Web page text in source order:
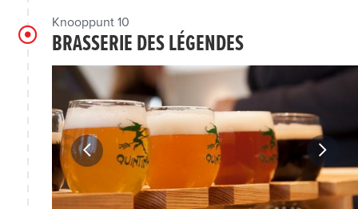
Knooppunt 10
BRASSERIE DES LÉGENDES